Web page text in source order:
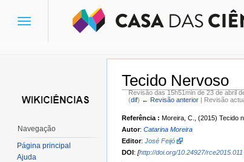
Tecido Nervoso
Revisão das 15h51min de 23 de abril
(dif) ← Revisão anterior| Revisão
Referência : Moreira, C., (2015) Tecido
Autor: Catarina Moreira
Editor: José Feijó
DOI: [http://doi.org/10.24927/rce2015.011
Toggle
Navegação
Página principal
Ajuda